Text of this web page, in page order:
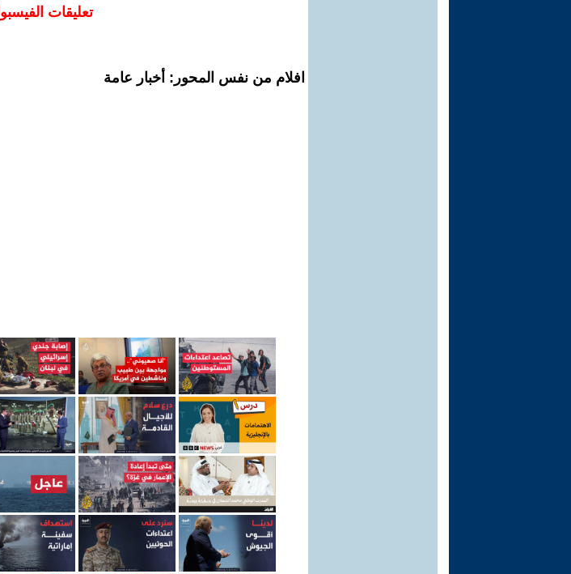
تعليقات
افلام من نفس المحور: أخبار عامة